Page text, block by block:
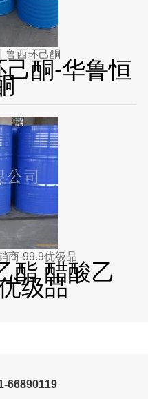
鲁西环己酮
酮-华鲁恒
商-99.9优级品
酯 醋酸乙
级品
66890119